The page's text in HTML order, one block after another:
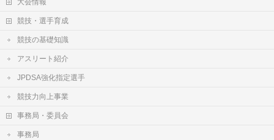
大会情報
競技・選手育成
競技の基礎知識
アスリート紹介
JPDSA強化指定選手
競技力向上事業
事務局・委員会
事務局